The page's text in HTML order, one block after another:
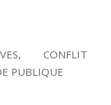
CONFLIT
PUBLIQUE